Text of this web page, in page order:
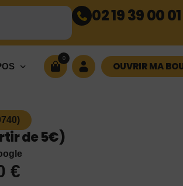
02 19 39 00 01
0
OUVRIR MA
de 5€)
€